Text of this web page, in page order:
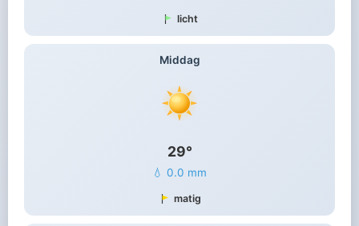
licht
Middag
29°
💧 0.0 mm
matig